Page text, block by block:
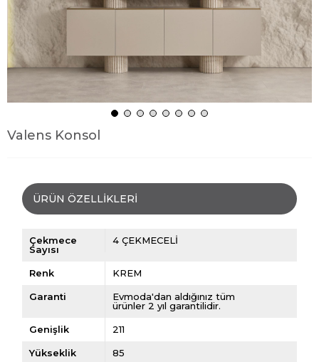
Valens Konsol
ÜRÜN ÖZELLIKLERI
Çekmece
Sayısı
4 ÇEKMECELİ
Renk KREM
Garanti
Evmoda'dan aldığınız tüm
ürünler 2 yıl garantilidir.
Genişlik 211
Yükseklik 85